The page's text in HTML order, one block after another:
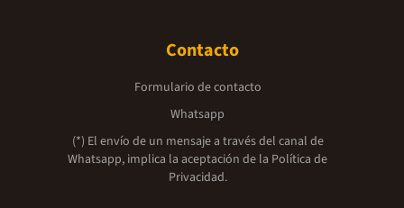
Contacto
Formulario de contacto
Whatsapp
(*) El envío de un mensaje a través del canal de
Whatsapp, implica la aceptación de la Política de
Privacidad.